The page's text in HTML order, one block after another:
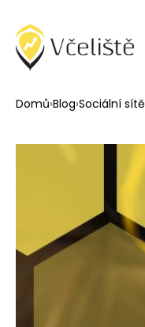
Domů›Blog›Sociální sítě